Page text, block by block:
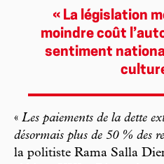
« La législation
moindre coût
sentiment
« Les paiements de la dette
désormais plus de 50 % des
la politiste Rama Salla